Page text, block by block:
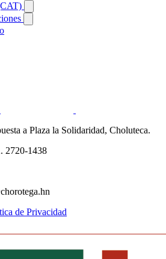
a Plaza la Solidaridad, Choluteca.
2720-1438
de Privacidad